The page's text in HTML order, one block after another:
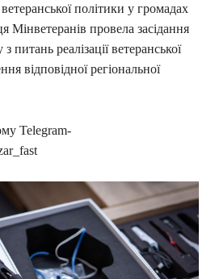
політики у громадах
Мінветеранів провела засідання
питань реалізації ветеранської
відповідної регіональної
Telegram-